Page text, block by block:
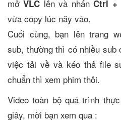
mởVLC lên và nhấnCtrl +
vừa copy lúc nãy vào.
Cuối cùng, bạn lên trang
sub, thường thì có nhiều sub
việc tải về và kéo thả file
chuẩn thì xem phim thôi.
Video toàn bộ quá trình
giây, mời bạn xem qua :